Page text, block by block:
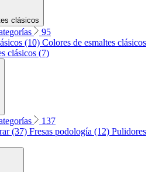
clásicos
95
(10) Colores de esmaltes clásicos
clásicos (7)
137
(37) Fresas podología (12) Pulidores